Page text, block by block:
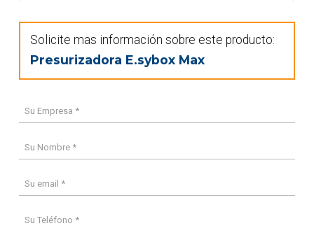
Solicite mas información sobre este producto:
Presurizadora E.sybox Max